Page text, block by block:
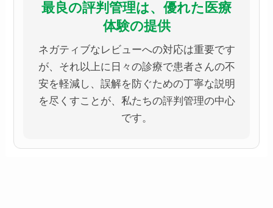
最良の評判管理は、優れた医療
体験の提供
ネガティブなレビューへの対応は重要です
が、それ以上に日々の診療で患者さんの不
安を軽減し、誤解を防ぐための丁寧な説明
を尽くすことが、私たちの評判管理の中心
です。